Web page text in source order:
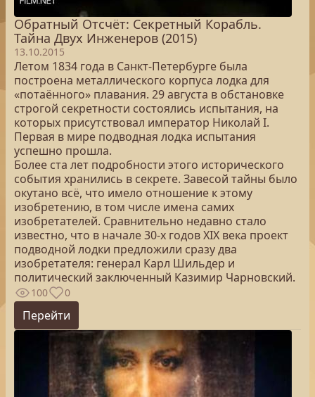
Обратный Отсчёт: Секретный Корабль.
Тайна Двух Инженеров (2015)
13.10.2015
Летом 1834 года в Санкт-Петербурге была
построена металлического корпуса лодка для
«потаённого» плавания. 29 августа в обстановке
строгой секретности состоялись испытания, на
которых присутствовал император Николай I.
Первая в мире подводная лодка испытания
успешно прошла.
Более ста лет подробности этого исторического
события хранились в секрете. Завесой тайны было
окутано всё, что имело отношение к этому
изобретению, в том числе имена самих
изобретателей. Сравнительно недавно стало
известно, что в начале 30-х годов XIX века проект
подводной лодки предложили сразу два
изобретателя: генерал Карл Шильдер и
политический заключенный Казимир Чарновский.
100 0
Перейти